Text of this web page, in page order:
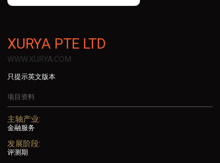
XURYA PTE LTD
WWW.XURYA.COM
只提示英文版本
项目资料
主轴产业:
金融服务
发展阶段:
评测期